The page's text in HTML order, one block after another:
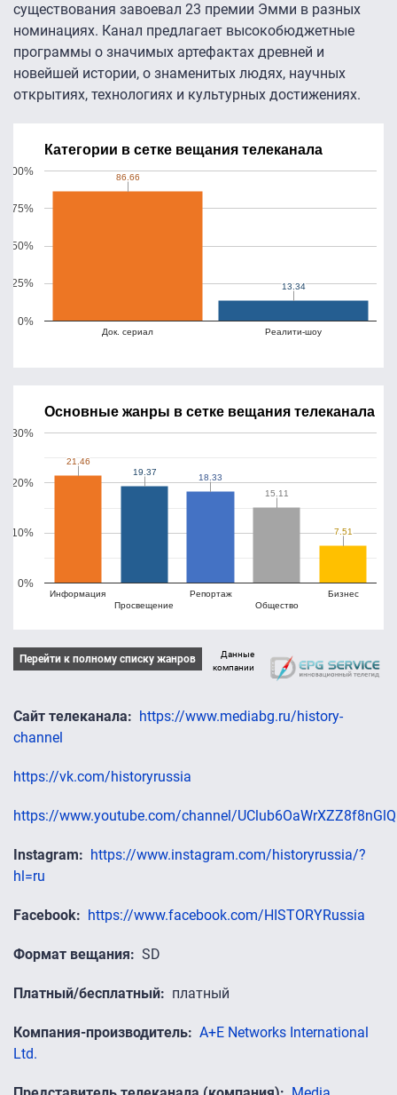
существования завоевал 23 премии Эмми в разных
номинациях. Канал предлагает высокобюджетные
программы о значимых артефактах древней и
новейшей истории, о знаменитых людях, научных
открытиях, технологиях и культурных достижениях.
Категории в сетке вещания телеканала
Док. сериал Реалити-шоу
0%
25%
50%
75%
100% 86.66
86.66
13.34
13.34
Основные жанры в сетке вещания телеканала
Информация
Просвещение
Репортаж
Общество
Бизнес
0%
10%
20%
30%
21.46
21.46
19.37
19.37
18.33
18.33
15.11
15.11
7.51
7.51
Перейти к полному списку жанров
Данные
компании
Сайт телеканала
https://www.mediabg.ru/history-
channel
https://vk.com/historyrussia
https://www.youtube.com/channel/
Instagram
https://www.instagram.com/historyrussia/?
hl=ru
Facebook https://www.facebook.com/HISTORYRussia
Формат вещания SD
Платный/бесплатный платный
Компания-производитель
A+E Networks International
Ltd.